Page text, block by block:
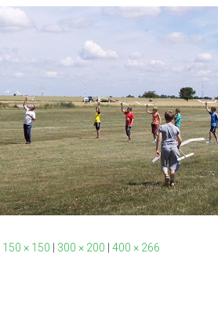
150 × 150 300 × 200 400 × 266